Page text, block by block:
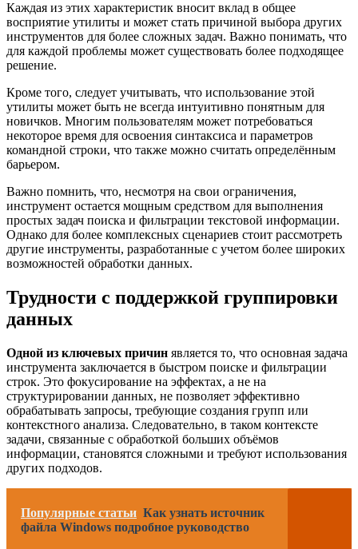
Каждая из этих характеристик вносит вклад в общее
восприятие утилиты и может стать причиной выбора других
инструментов для более сложных задач. Важно понимать, что
для каждой проблемы может существовать более подходящее
решение.
Кроме того, следует учитывать, что использование этой
утилиты может быть не всегда интуитивно понятным для
новичков. Многим пользователям может потребоваться
некоторое время для освоения синтаксиса и параметров
командной строки, что также можно считать определённым
барьером.
Важно помнить, что, несмотря на свои ограничения,
инструмент остается мощным средством для выполнения
простых задач поиска и фильтрации текстовой информации.
Однако для более комплексных сценариев стоит рассмотреть
другие инструменты, разработанные с учетом более широких
возможностей обработки данных.
Трудности с поддержкой группировки
данных
Одной из ключевых причин является то, что основная задача
инструмента заключается в быстром поиске и фильтрации
строк. Это фокусирование на эффектах, а не на
структурировании данных, не позволяет эффективно
обрабатывать запросы, требующие создания групп или
контекстного анализа. Следовательно, в таком контексте
задачи, связанные с обработкой больших объёмов
информации, становятся сложными и требуют использования
других подходов.
Популярные статьи Как узнать источник
файла Windows подробное руководство